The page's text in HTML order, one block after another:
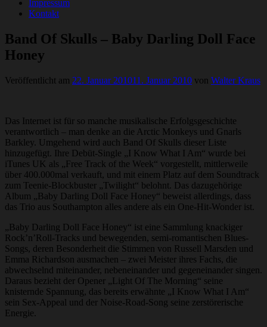
Impressum
Kontakt
Band Of Skulls – Baby Darling Doll Face
Honey
Veröffentlicht am 22. Januar 201011. Januar 2010 von Walter Kraus
Das Internet ist für so manche musikalische Erfolgsgeschichte
verantwortlich – man denke an die Arctic Monkeys und Gnarls
Barkley. Umgehend wird auch Band Of Skulls dieser Liste
hinzugefügt. Ihre Debüt-Single „I Know What I Am“ wurde bei
iTunes UK als „Free Track of the Week“ vorgestellt, mittlerweile
über 400.000mal verkauft, und mit einem Platz auf dem Soundtrack
zum Teenie-Blockbuster „Twilight“ belohnt. Das dazugehörige
Album „Baby Darling Doll Face Honey“ beweist allerdings, dass
das Trio aus Southampton alles andere als ein One-Hit-Wonder ist.
„Baby Darling Doll Face Honey“ ist eine Sammlung knackiger
Rock’n’Roll-Tracks und bewegenden, semi-romantischen Blues-
Songs, deren Besonderheit die Stimmen von Russell Marsden und
Emma Richardson ausmachen – zwei Meister ihres Fachs, die
abwechselnd miteinander, nebeneinander und gegeneinander singen.
Daraus bezieht der Opener „Light Of The Morning“ seine
knisternde Spannung, das bereits erwähnte „I Know What I Am“
sein Sex-Appeal und der Noise-Road-Song seine zerstörerische
Energie.